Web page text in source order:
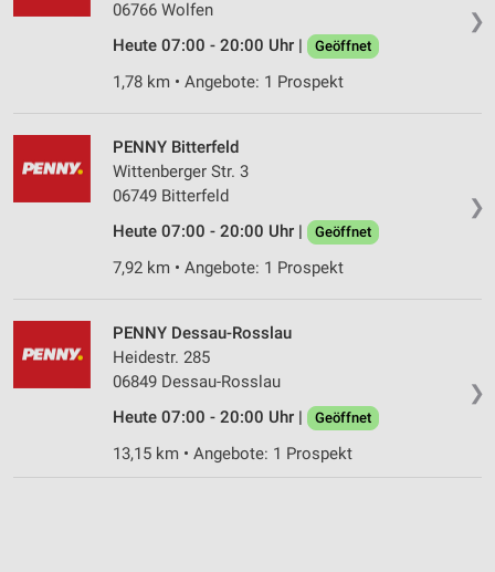
❯
06766 Wolfen
Heute 07:00 - 20:00 Uhr |
Geöffnet
1,78 km • Angebote: 1 Prospekt
❯
PENNY Bitterfeld
Wittenberger Str. 3
06749 Bitterfeld
Heute 07:00 - 20:00 Uhr |
Geöffnet
7,92 km • Angebote: 1 Prospekt
❯
PENNY Dessau-Rosslau
Heidestr. 285
06849 Dessau-Rosslau
Heute 07:00 - 20:00 Uhr |
Geöffnet
13,15 km • Angebote: 1 Prospekt
Analyse von Zielgruppen durch Statistiken oder
Entwicklung und Verbesserung der Angebote
Verwendung reduzierter Daten zur Auswahl von
IAB-Besonderheiten:
Verwendung genauer Standortdaten
Geräte anhand von aktiv angeforderten
Nicht-IAB-Verarbeitungszwecke:
Notwendig
Performance